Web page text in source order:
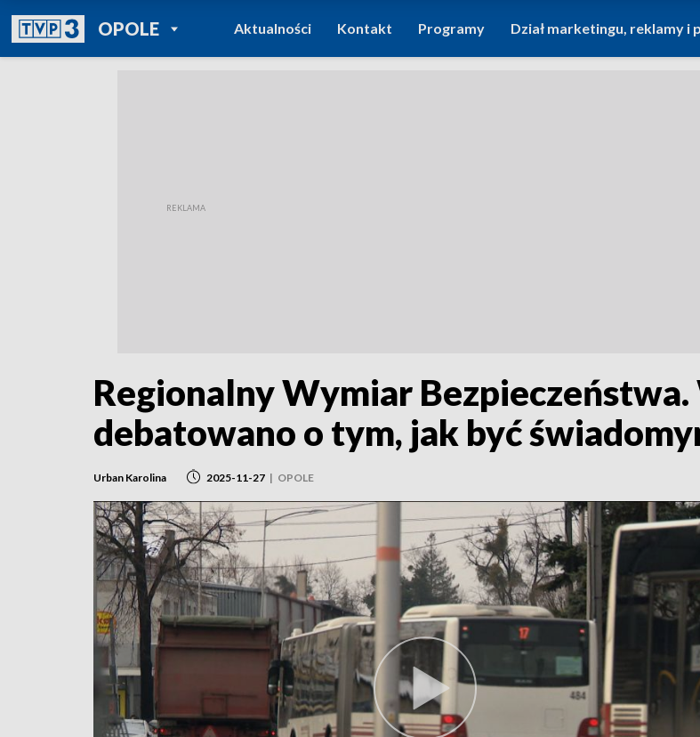
OPOLEPOWRÓT DO
TVP REGIONY
Aktualności Kontakt Programy Dział marketingu, reklamy i
Regionalny Wymiar
debatowano o tym, jak być
Urban Karolina 2025-11-27 | OPOLE